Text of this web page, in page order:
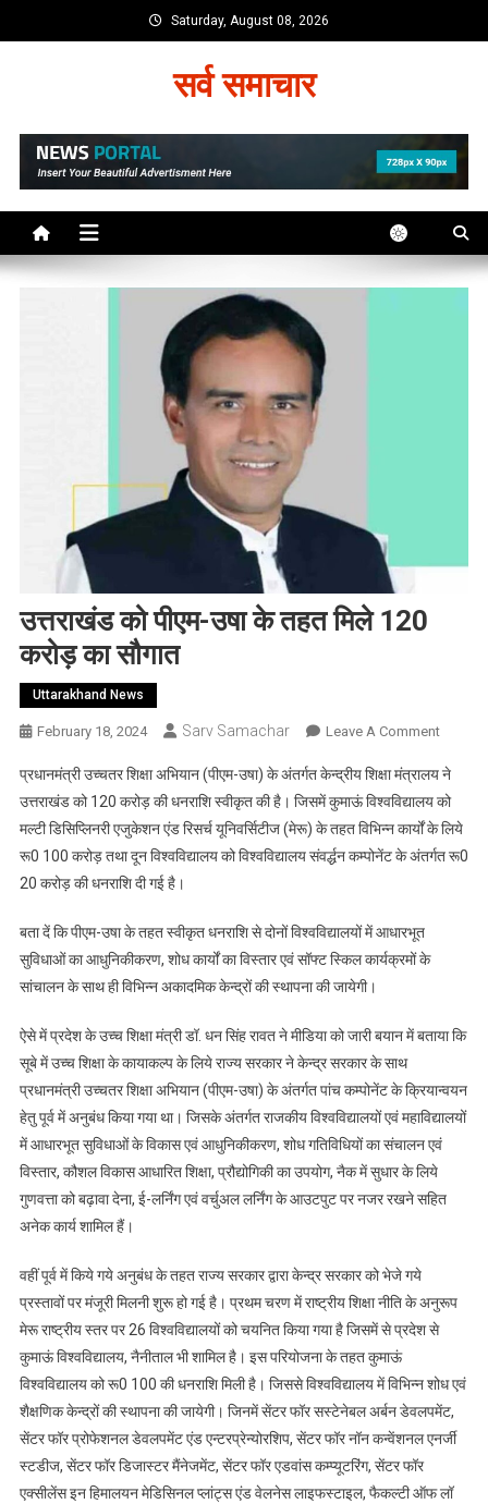
to
Saturday, August 08, 2026
सर्व समाचार
उत्तराखंड को पीएम-उषा के तहत मिले 120
करोड़ का सौगात
Uttarakhand News
February 18, 2024 Sarv Samachar Leave A CommentOn
को
पीएम-
उषा
के
प्रधानमंत्री उच्चतर शिक्षा अभियान (पीएम-उषा) के अंतर्गत केन्द्रीय शिक्षा मंत्रालय ने
उत्तराखंड को 120 करोड़ की धनराशि स्वीकृत की है। जिसमें कुमाऊं विश्वविद्यालय को
मल्टी डिसिप्लिनरी एजुकेशन एंड रिसर्च यूनिवर्सिटीज (मेरू) के तहत विभिन्न कार्यों के लिये
रू0 100 करोड़ तथा दून विश्वविद्यालय को विश्वविद्यालय संवर्द्धन कम्पोनेंट के अंतर्गत रू0
20 करोड़ की धनराशि दी गई है।
बता दें कि पीएम-उषा के तहत स्वीकृत धनराशि से दोनों विश्वविद्यालयों में आधारभूत
सुविधाओं का आधुनिकीकरण, शोध कार्यों का विस्तार एवं सॉफ्ट स्किल कार्यक्रमों के
सांचालन के साथ ही विभिन्न अकादमिक केन्द्रों की स्थापना की जायेगी।
ऐसे में प्रदेश के उच्च शिक्षा मंत्री डॉ. धन सिंह रावत ने मीडिया को जारी बयान में बताया कि
सूबे में उच्च शिक्षा के कायाकल्प के लिये राज्य सरकार ने केन्द्र सरकार के साथ
प्रधानमंत्री उच्चतर शिक्षा अभियान (पीएम-उषा) के अंतर्गत पांच कम्पोनेंट के क्रियान्वयन
हेतु पूर्व में अनुबंध किया गया था। जिसके अंतर्गत राजकीय विश्वविद्यालयों एवं महाविद्यालयों
में आधारभूत सुविधाओं के विकास एवं आधुनिकीकरण, शोध गतिविधियों का संचालन एवं
विस्तार, कौशल विकास आधारित शिक्षा, प्रौद्योगिकी का उपयोग, नैक में सुधार के लिये
गुणवत्ता को बढ़ावा देना, ई-लर्निंग एवं वर्चुअल लर्निंग के आउटपुट पर नजर रखने सहित
अनेक कार्य शामिल हैं।
वहीं पूर्व में किये गये अनुबंध के तहत राज्य सरकार द्वारा केन्द्र सरकार को भेजे गये
प्रस्तावों पर मंजूरी मिलनी शुरू हो गई है। प्रथम चरण में राष्ट्रीय शिक्षा नीति के अनुरूप
मेरू राष्ट्रीय स्तर पर 26 विश्वविद्यालयों को चयनित किया गया है जिसमें से प्रदेश से
कुमाऊं विश्वविद्यालय, नैनीताल भी शामिल है। इस परियोजना के तहत कुमाऊं
विश्वविद्यालय को रू0 100 की धनराशि मिली है। जिससे विश्वविद्यालय में विभिन्न शोध एवं
शैक्षणिक केन्द्रों की स्थापना की जायेगी। जिनमें सेंटर फॉर सस्टेनेबल अर्बन डेवलपमेंट,
सेंटर फॉर प्रोफेशनल डेवलपमेंट एंड एन्टरप्रेन्योरशिप, सेंटर फॉर नॉन कन्वेंशनल एनर्जी
स्टडीज, सेंटर फॉर डिजास्टर मैंनेजमेंट, सेंटर फॉर एडवांस कम्प्यूटरिंग, सेंटर फॉर
एक्सीलेंस इन हिमालयन मेडिसिनल प्लांट्स एंड वेलनेस लाइफस्टाइल, फैकल्टी ऑफ लॉ